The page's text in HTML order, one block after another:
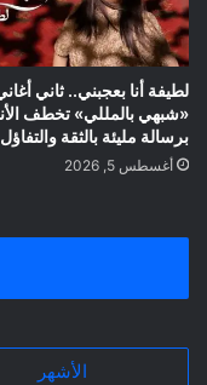
لطيفة أنا بعجبني.. ثاني
«شبهي بالمللي» تخطف
برسالة مليئة بالثقة والتفاؤل
أغسطس 5, 2026
الأشهر